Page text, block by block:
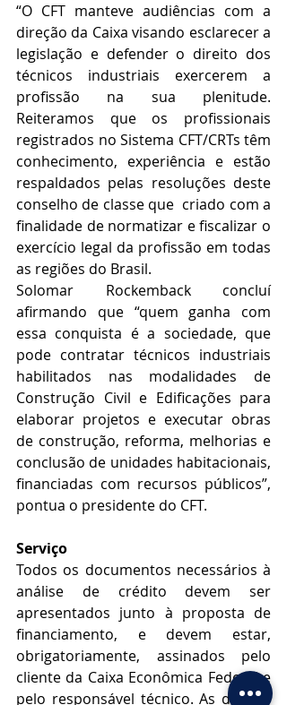
“O CFT manteve audiências com a
direção da Caixa visando esclarecer a
legislação e defender o direito dos
técnicos industriais exercerem a
profissão na sua plenitude.
Reiteramos que os profissionais
registrados no Sistema CFT/CRTs têm
conhecimento, experiência e estão
respaldados pelas resoluções deste
conselho de classe que  criado com a
finalidade de normatizar e fiscalizar o
exercício legal da profissão em todas
as regiões do Brasil.
Solomar Rockemback concluí
afirmando que “quem ganha com
essa conquista é a sociedade, que
pode contratar técnicos industriais
habilitados nas modalidades de
Construção Civil e Edificações para
elaborar projetos e executar obras
de construção, reforma, melhorias e
conclusão de unidades habitacionais,
financiadas com recursos públicos”,
pontua o presidente do CFT.
Serviço
Todos os documentos necessários à
análise de crédito devem ser
apresentados junto à proposta de
financiamento, e devem estar,
obrigatoriamente, assinados pelo
cliente da Caixa Econômica Federal e
pelo responsável técnico. As demais